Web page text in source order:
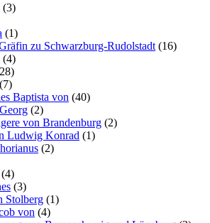
(3)
(1)
zu Schwarzburg-Rudolstadt (16)
(4)
(7)
Baptista von (40)
(2)
von Brandenburg (2)
Ludwig Konrad (1)
(2)
(4)
(3)
Stolberg (1)
von (4)